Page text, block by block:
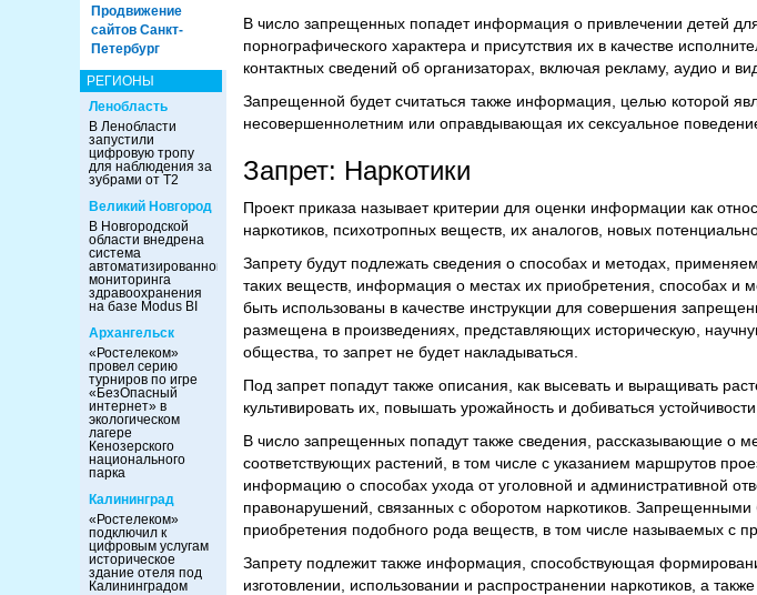
Продвижение
сайтов Санкт-
Петербург
РЕГИОНЫ
Ленобласть
В Ленобласти
запустили
цифровую тропу
для наблюдения за
зубрами от Т2
Великий Новгород
В Новгородской
области внедрена
система
автоматизированного
мониторинга
здравоохранения
на базе Modus BI
Архангельск
«Ростелеком»
провел серию
турниров по игре
«БезОпасный
интернет» в
экологическом
лагере
Кенозерского
национального
парка
Калининград
«Ростелеком»
подключил к
цифровым услугам
историческое
здание отеля под
Калининградом
В число запрещенных попадет информация о привлечении детей
порнографического характера и присутствия их в качестве
контактных сведений об организаторах, включая рекламу, аудио и
Запрещенной будет считаться также информация, целью которой
несовершеннолетним или оправдывающая их сексуальное
Запрет: Наркотики
Проект приказа называет критерии для оценки информации как
наркотиков, психотропных веществ, их аналогов, новых
Запрету будут подлежать сведения о способах и методах,
таких веществ, информация о местах их приобретения, способах и
быть использованы в качестве инструкции для совершения
размещена в произведениях, представляющих историческую,
общества, то запрет не будет накладываться.
Под запрет попадут также описания, как высевать и выращивать
культивировать их, повышать урожайность и добиваться
В число запрещенных попадут также сведения, рассказывающие о
соответствующих растений, в том числе с указанием маршрутов
информацию о способах ухода от уголовной и административной
правонарушений, связанных с оборотом наркотиков. Запрещенными
приобретения подобного рода веществ, в том числе называемых с
Запрету подлежит также информация, способствующая
изготовлении, использовании и распространении наркотиков, а